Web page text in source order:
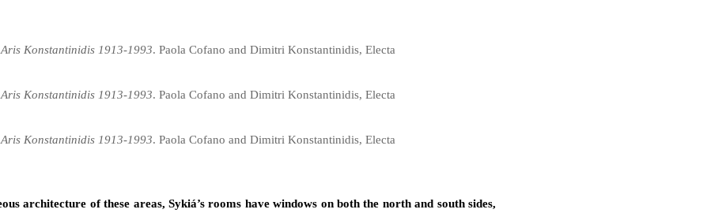
Aris Konstantinidis 1913-1993. Paola Cofano and Dimitri Konstantinidis, Electa
Aris Konstantinidis 1913-1993. Paola Cofano and Dimitri Konstantinidis, Electa
Aris Konstantinidis 1913-1993. Paola Cofano and Dimitri Konstantinidis, Electa
architecture of these areas, Sykiá’s rooms have windows on both the north and south sides,